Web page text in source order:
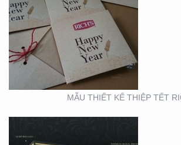
MẪU THIẾT KẾ THIỆP TẾT
BOOTH TRIỂN LÃM
ACME (HỘI CHỢ VIFA)